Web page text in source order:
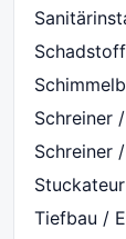
Schreiner
Schreiner
Tiefbau /